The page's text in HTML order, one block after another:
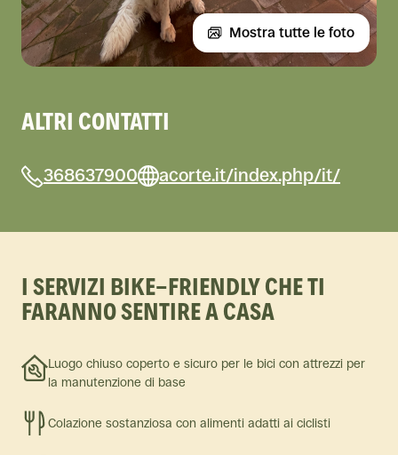
Mostra tutte le foto
ALTRI CONTATTI
368637900 acorte.it/index.php/it/
I SERVIZI BIKE-FRIENDLY CHE TI
FARANNO SENTIRE A CASA
Luogo chiuso coperto e sicuro per le bici con attrezzi per
la manutenzione di base
Colazione sostanziosa con alimenti adatti ai ciclisti